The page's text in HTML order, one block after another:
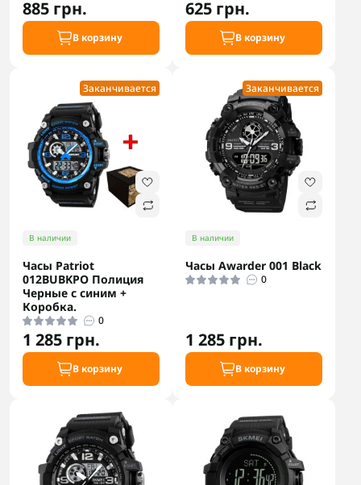
885 грн.
В корзину
625 грн.
В корзину
Заканчивается
В наличии
Часы Patriot
012BUBKPO Полиция
Черные с синим +
Коробка.
0
1 285 грн.
В корзину
Заканчивается
В наличии
Часы Awarder 001 Black
0
1 285 грн.
В корзину